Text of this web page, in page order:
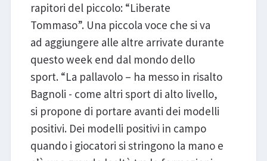
rapitori del piccolo: “Liberate
Tommaso”. Una piccola voce che si va
ad aggiungere alle altre arrivate durante
questo week end dal mondo dello
sport. “La pallavolo – ha messo in risalto
Bagnoli - come altri sport di alto livello,
si propone di portare avanti dei modelli
positivi. Dei modelli positivi in campo
quando i giocatori si stringono la mano e